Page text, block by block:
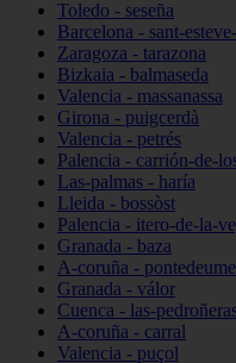
Toledo - seseña
Barcelona - sant-
Zaragoza - tarazona
Bizkaia - balmaseda
Valencia - massanassa
Girona - puigcerdà
Valencia - petrés
Palencia - carrión-de-
Las-palmas - haría
Lleida - bossòst
Palencia - itero-de-la-
Granada - baza
A-coruña - pontedeume
Granada - válor
Cuenca - las-
A-coruña - carral
Valencia - puçol